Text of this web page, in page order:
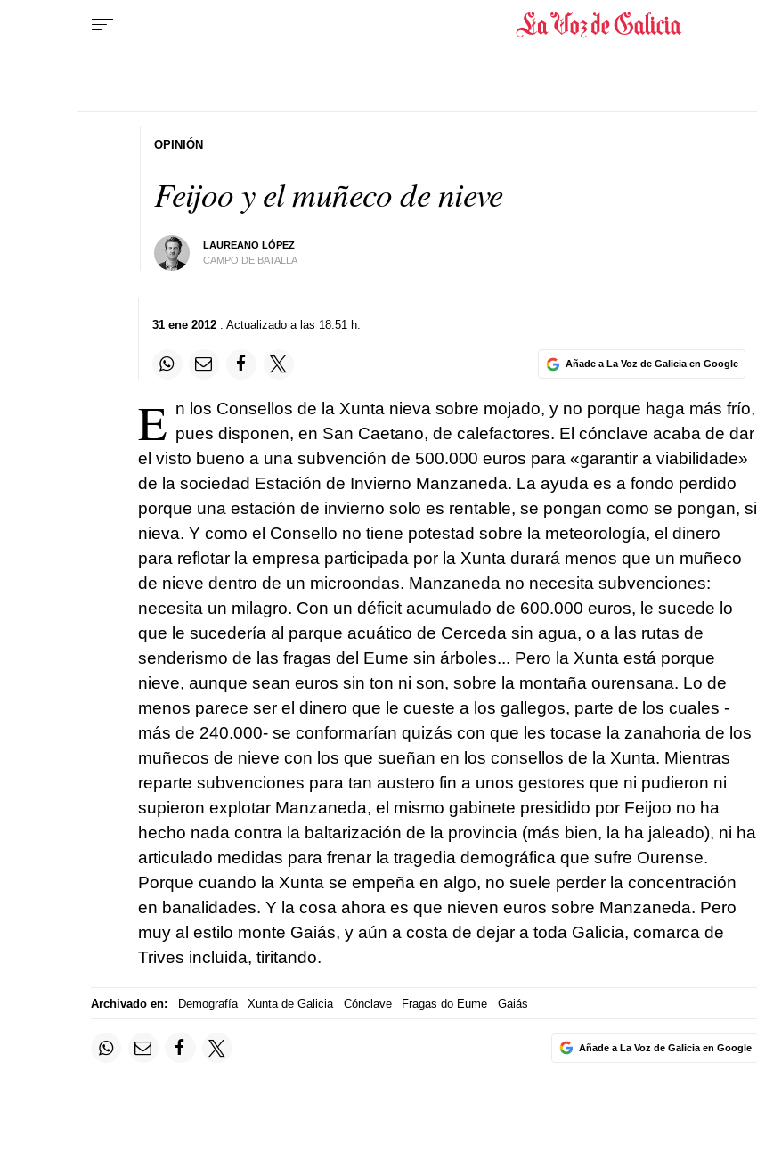
Feijoo y el muñeco de nieve
LAUREANO LÓPEZ
CAMPO DE BATALLA
OPINIÓN
31 ene 2012. Actualizado a las 18:51 h.
Añade a La Voz de Galicia en Google
E n los Consellos de la Xunta nieva sobre mojado, y no porque haga más frío,
pues disponen, en San Caetano, de calefactores. El cónclave acaba de dar
el visto bueno a una subvención de 500.000 euros para «garantir a viabilidade»
de la sociedad Estación de Invierno Manzaneda. La ayuda es a fondo perdido
porque una estación de invierno solo es rentable, se pongan como se pongan, si
nieva. Y como el Consello no tiene potestad sobre la meteorología, el dinero
para reflotar la empresa participada por la Xunta durará menos que un muñeco
de nieve dentro de un microondas. Manzaneda no necesita subvenciones:
necesita un milagro. Con un déficit acumulado de 600.000 euros, le sucede lo
que le sucedería al parque acuático de Cerceda sin agua, o a las rutas de
senderismo de las fragas del Eume sin árboles... Pero la Xunta está porque
nieve, aunque sean euros sin ton ni son, sobre la montaña ourensana. Lo de
menos parece ser el dinero que le cueste a los gallegos, parte de los cuales -
más de 240.000- se conformarían quizás con que les tocase la zanahoria de los
muñecos de nieve con los que sueñan en los consellos de la Xunta. Mientras
reparte subvenciones para tan austero fin a unos gestores que ni pudieron ni
supieron explotar Manzaneda, el mismo gabinete presidido por Feijoo no ha
hecho nada contra la baltarización de la provincia (más bien, la ha jaleado), ni ha
articulado medidas para frenar la tragedia demográfica que sufre Ourense.
Porque cuando la Xunta se empeña en algo, no suele perder la concentración
en banalidades. Y la cosa ahora es que nieven euros sobre Manzaneda. Pero
muy al estilo monte Gaiás, y aún a costa de dejar a toda Galicia, comarca de
Trives incluida, tiritando.
Archivado en: Demografía Xunta de Galicia Cónclave Fragas do Eume Gaiás
Añade a La Voz de Galicia en Google